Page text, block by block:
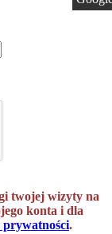
twojej wizyty na
konta i dla
.